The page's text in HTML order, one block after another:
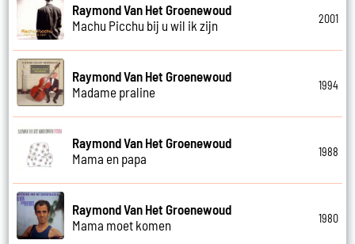
Raymond Van Het Groenewoud
Machu Picchu bij u wil ik zijn
2001
Raymond Van Het Groenewoud
Madame praline
1994
Raymond Van Het Groenewoud
Mama en papa
1988
Raymond Van Het Groenewoud
Mama moet komen
1980